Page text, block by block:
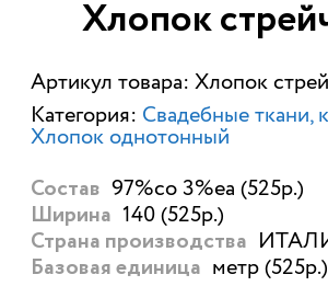
Хлопок
Артикул товара: Хлопок
Категория: Свадебные ткани,
Хлопок однотонный
Состав 97%со 3%еа (525р.)
Ширина 140 (525р.)
Страна производства
Базовая единица метр (525р.)